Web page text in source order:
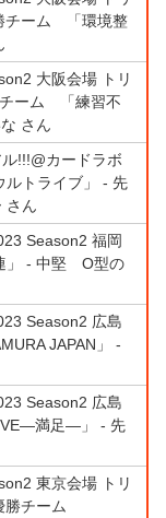
チーム 「環境整
大阪会場 トリ
チーム 「練習不
さん
!!!@カードラボ
トライブ」 - 先
さん
Season2 福岡
」 - 中堅 O型の
Season2 広島
JAPAN」 -
Season2 広島
満足―」 - 先
東京会場 トリ
勝チーム